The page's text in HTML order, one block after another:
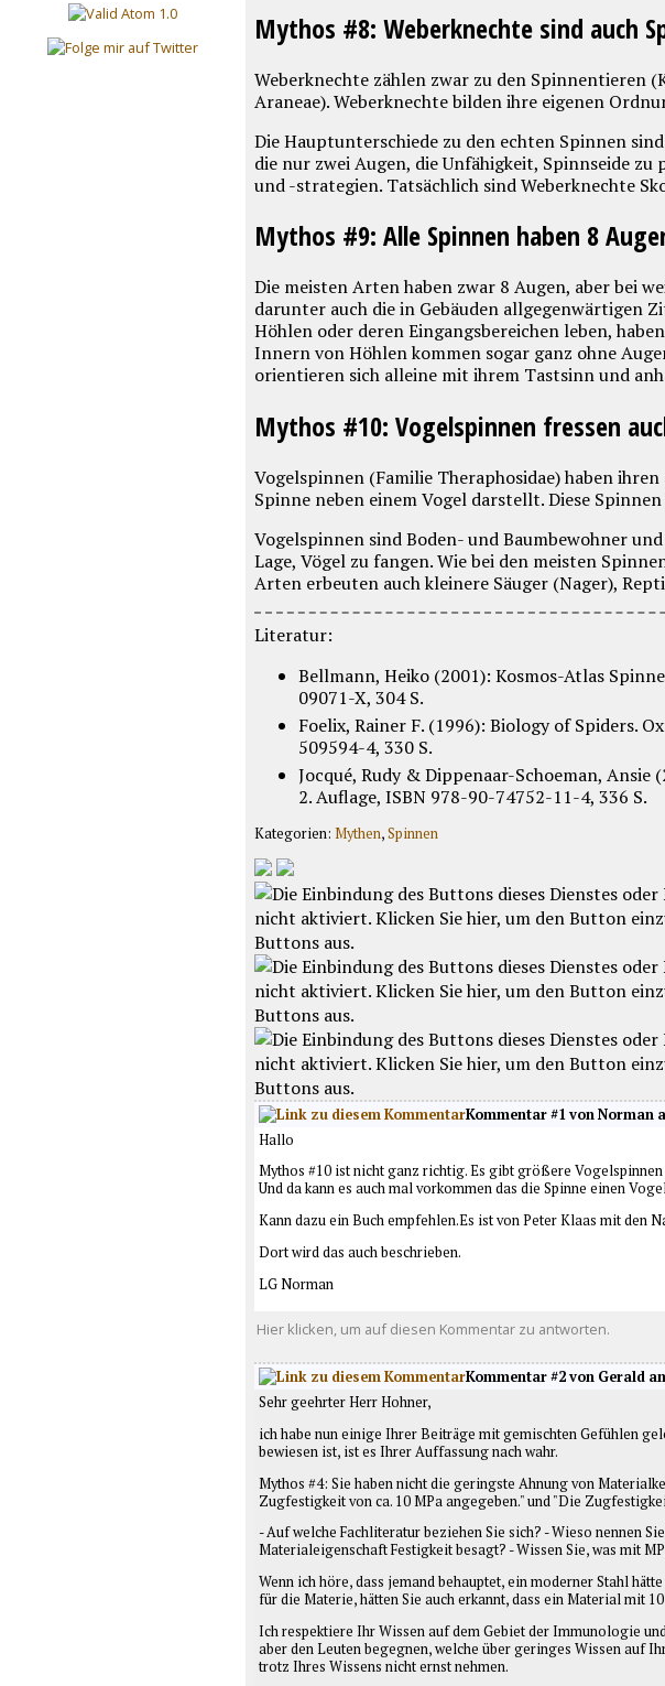
Mythos #8: Weberknechte sind auch
Weberknechte zählen zwar zu den Spinnentieren
Araneae). Weberknechte bilden ihre eigenen
Die Hauptunterschiede zu den echten Spinnen
die nur zwei Augen, die Unfähigkeit, Spinnseide
und -strategien. Tatsächlich sind Weberknechte
Mythos #9: Alle Spinnen haben 8
Die meisten Arten haben zwar 8 Augen, aber bei
darunter auch die in Gebäuden allgegenwärtigen
Höhlen oder deren Eingangsbereichen leben,
Innern von Höhlen kommen sogar ganz ohne
orientieren sich alleine mit ihrem Tastsinn und
Mythos #10: Vogelspinnen fressen
Vogelspinnen (Familie Theraphosidae) haben
Spinne neben einem Vogel darstellt. Diese
Vogelspinnen sind Boden- und Baumbewohner
Lage, Vögel zu fangen. Wie bei den meisten
Arten erbeuten auch kleinere Säuger (Nager),
Literatur:
Bellmann, Heiko (2001): Kosmos-Atlas
09071-X, 304 S.
Foelix, Rainer F. (1996): Biology of Spiders.
509594-4, 330 S.
Jocqué, Rudy & Dippenaar-Schoeman,
2. Auflage, ISBN 978-90-74752-11-4, 336 S.
Kategorien: Mythen,Spinnen
Kommentar #1 von Norman
Hallo
Mythos #10 ist nicht ganz richtig. Es gibt größere
Und da kann es auch mal vorkommen das die Spinne einen
Kann dazu ein Buch empfehlen.Es ist von Peter Klaas mit den
Dort wird das auch beschrieben.
LG Norman
Hier klicken, um auf diesen Kommentar zu antworten.
Kommentar #2 von Gerald
Sehr geehrter Herr Hohner,
ich habe nun einige Ihrer Beiträge mit gemischten Gefühlen
bewiesen ist, ist es Ihrer Auffassung nach wahr.
Mythos #4: Sie haben nicht die geringste Ahnung von
Zugfestigkeit von ca. 10 MPa angegeben." und "Die
- Auf welche Fachliteratur beziehen Sie sich? - Wieso nennen
Materialeigenschaft Festigkeit besagt? - Wissen Sie, was mit
Wenn ich höre, dass jemand behauptet, ein moderner Stahl
für die Materie, hätten Sie auch erkannt, dass ein Material mit
Ich respektiere Ihr Wissen auf dem Gebiet der Immunologie
aber den Leuten begegnen, welche über geringes Wissen auf
trotz Ihres Wissens nicht ernst nehmen.